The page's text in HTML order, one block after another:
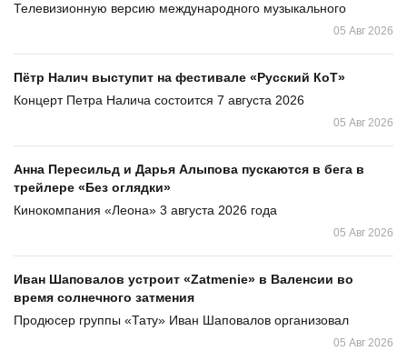
Телевизионную версию международного музыкального
05 Авг 2026
Пётр Налич выступит на фестивале «Русский КоТ»
Концерт Петра Налича состоится 7 августа 2026
05 Авг 2026
Анна Пересильд и Дарья Алыпова пускаются в бега в
трейлере «Без оглядки»
Кинокомпания «Леона» 3 августа 2026 года
05 Авг 2026
Иван Шаповалов устроит «Zatmenie» в Валенсии во
время солнечного затмения
Продюсер группы «Тату» Иван Шаповалов организовал
05 Авг 2026